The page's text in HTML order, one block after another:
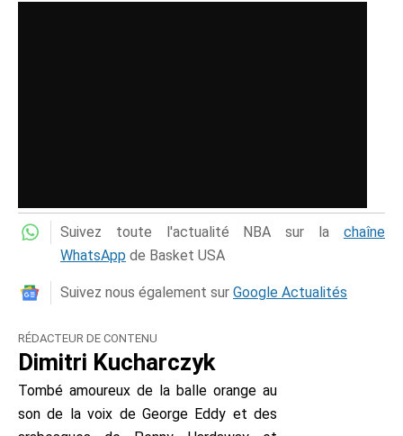
Suivez toute l'actualité NBA sur la chaîne
WhatsApp de Basket USA
Suivez nous également sur Google Actualités
RÉDACTEUR DE CONTENU
Dimitri Kucharczyk
Tombé amoureux de la balle orange au
son de la voix de George Eddy et des